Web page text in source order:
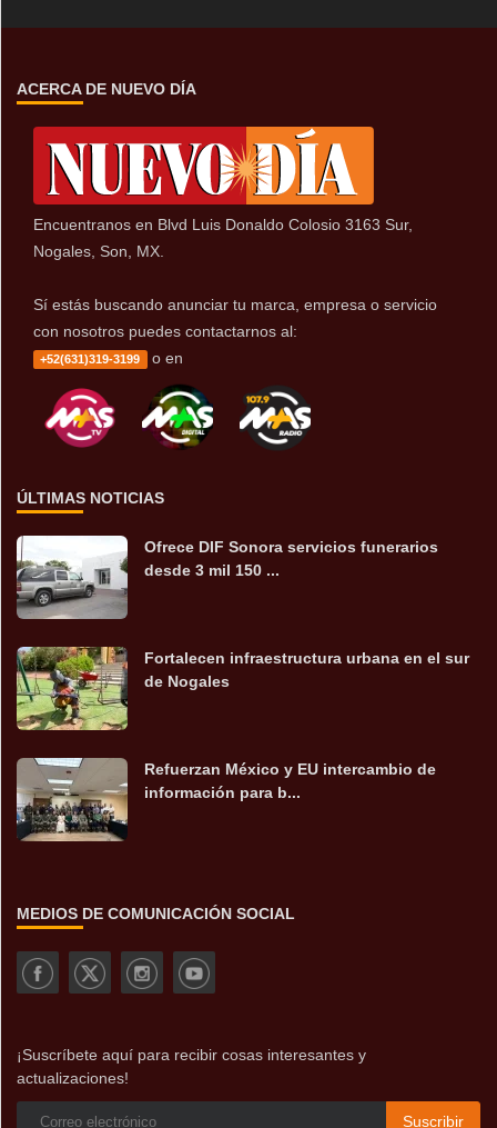
ACERCA DE NUEVO DÍA
Encuentranos en Blvd Luis Donaldo Colosio 3163 Sur,
Nogales, Son, MX.
Sí estás buscando anunciar tu marca, empresa o servicio
con nosotros puedes contactarnos al:
+52(631)319-3199 o en
ÚLTIMAS NOTICIAS
Ofrece DIF Sonora servicios funerarios
desde 3 mil 150 ...
Fortalecen infraestructura urbana en el sur
de Nogales
Refuerzan México y EU intercambio de
información para b...
MEDIOS DE COMUNICACIÓN SOCIAL
¡Suscríbete aquí para recibir cosas interesantes y
actualizaciones!
Suscribir